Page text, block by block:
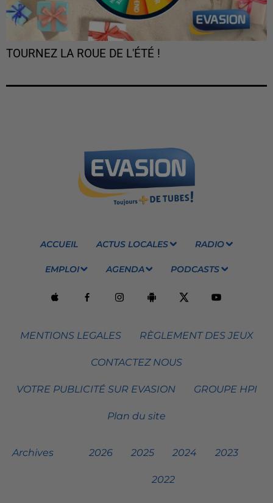
TOURNEZ LA ROUE DE L'ÉTÉ !
ACCUEIL ACTUS LOCALES RADIO
EMPLOI AGENDA PODCASTS
MENTIONS LEGALES RÈGLEMENT DES JEUX
CONTACTEZ NOUS
VOTRE PUBLICITÉ SUR EVASION GROUPE HPI
Plan du site
Archives 2026 2025 2024 2023
2022